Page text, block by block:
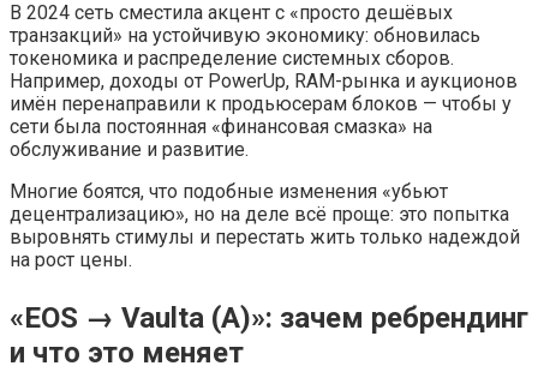
В 2024 сеть сместила акцент с «просто дешёвых
транзакций» на устойчивую экономику: обновилась
токеномика и распределение системных сборов.
Например, доходы от PowerUp, RAM-рынка и аукционов
имён перенаправили к продьюсерам блоков — чтобы у
сети была постоянная «финансовая смазка» на
обслуживание и развитие.
Многие боятся, что подобные изменения «убьют
децентрализацию», но на деле всё проще: это попытка
выровнять стимулы и перестать жить только надеждой
на рост цены.
«EOS → Vaulta (A)»: зачем ребрендинг
и что это меняет